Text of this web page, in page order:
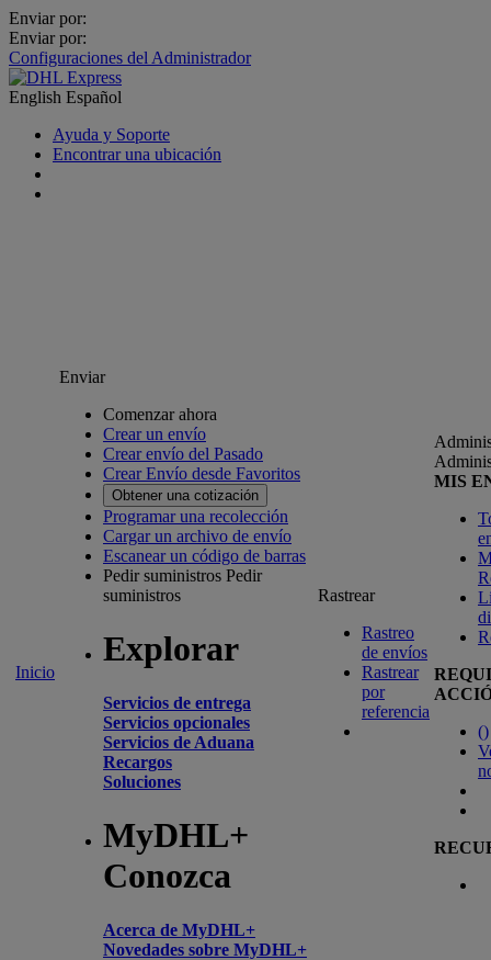
Enviar por:
Enviar por:
Configuraciones del Administrador
English Español
Ayuda y Soporte
Encontrar una ubicación
Inicio
Enviar
Comenzar ahora
Crear un envío
Crear envío del Pasado
Crear Envío desde Favoritos
Obtener una cotización
Programar una recolección
Cargar un archivo de envío
Escanear un código de barras
Pedir suministros Pedir
suministros
Explorar
Servicios de entrega
Servicios opcionales
Servicios de Aduana
Recargos
Soluciones
MyDHL+
Conozca
Acerca de MyDHL+
Novedades sobre MyDHL+
Rastrear
Rastreo
de envíos
Rastrear
por
referencia
MIS
()